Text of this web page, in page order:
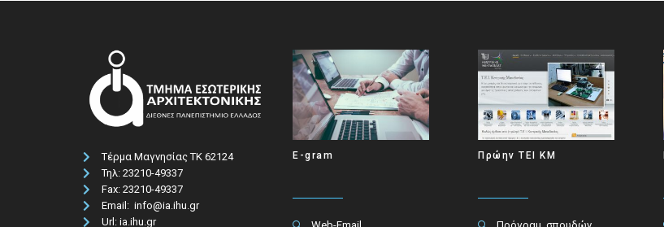
Τέρμα Μαγνησίας ΤΚ 62124
Τηλ: 23210-49337​
Fax: 23210-49337
Email: info@ia.ihu.gr
Url: ia.ihu.gr
E-gram Πρώην ΤΕΙ ΚΜ